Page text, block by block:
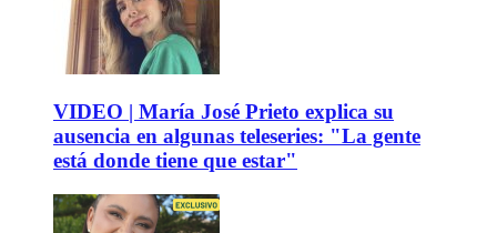
VIDEO | María José Prieto explica su
ausencia en algunas teleseries: "La gente
está donde tiene que estar"